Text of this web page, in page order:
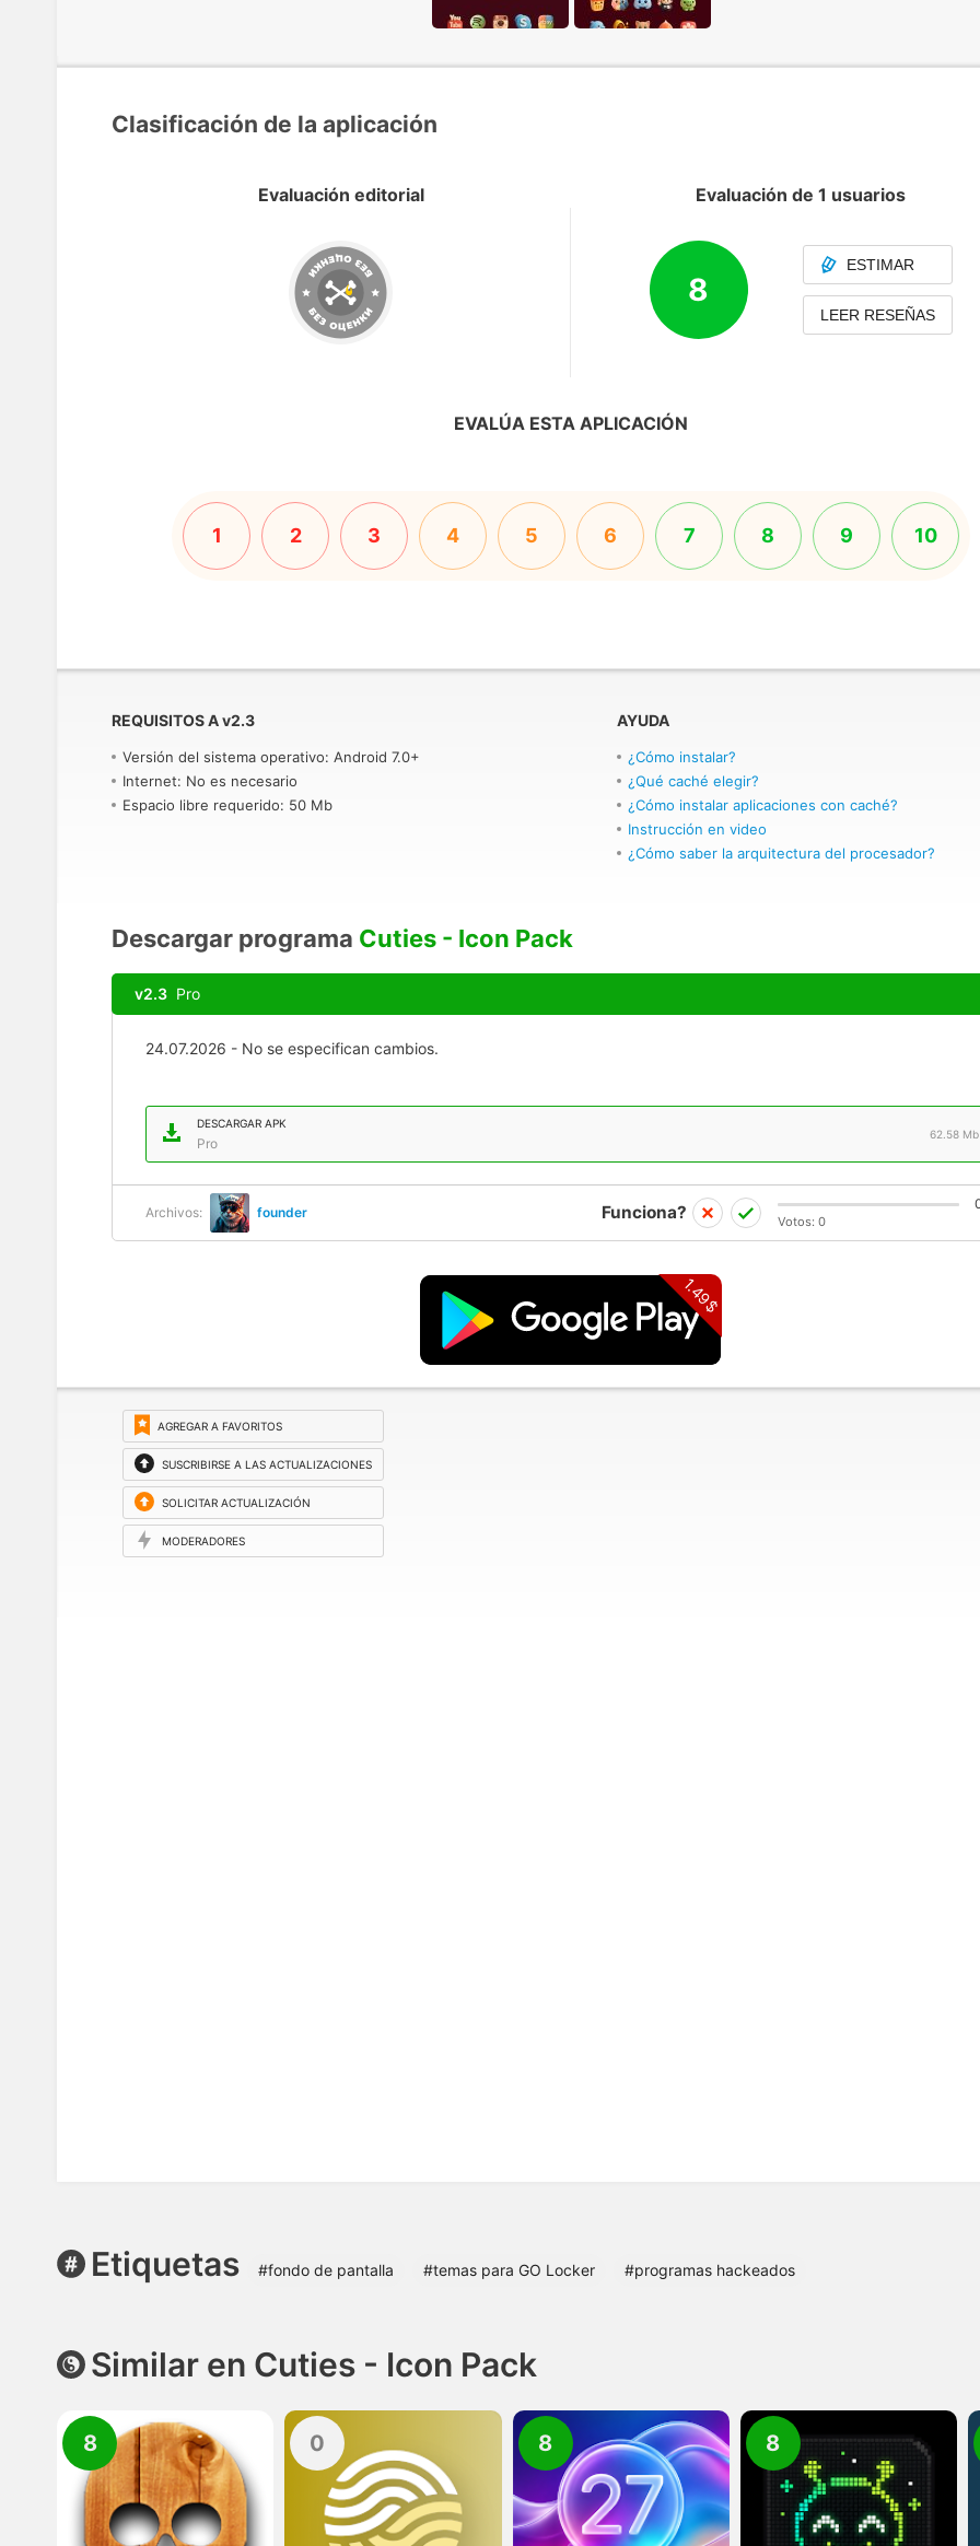
Clasificación de la aplicación
Evaluación editorial Evaluación de 1 usuarios
8
ESTIMAR
LEER RESEÑAS
EVALÚA ESTA APLICACIÓN
1 2 3 4 5 6 7 8 9 10
REQUISITOS Av2.3
Versión del sistema operativo: Android 7.0+
Internet: No es necesario
Espacio libre requerido: 50 Mb
AYUDA
¿Cómo instalar?
¿Qué caché elegir?
¿Cómo instalar aplicaciones con caché?
Instrucción en video
¿Cómo saber la arquitectura del procesador?
Descargar programa Cuties - Icon Pack
v2.3 Pro
24.07.2026 - No se especifican cambios.
DESCARGAR APK
Pro
62.58 Mb
Archivos: founder Funciona? Votos: 0
1.49$
AGREGAR A FAVORITOS
SUSCRIBIRSE A LAS ACTUALIZACIONES
SOLICITAR ACTUALIZACIÓN
MODERADORES
Etiquetas #fondo de pantalla #temas para GO Locker #programas hackeados
Similar en Cuties - Icon Pack
8 0 8 8